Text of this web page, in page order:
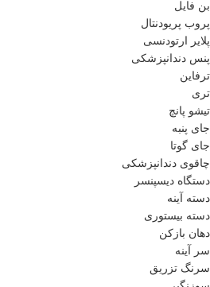
بن فایل
پروب پریودنتال
پلایر ارتودنسی
پنس دندانپزشکی
ترفاین
تری
تیشو پانچ
جای پنبه
جای گوتا
چاقوی دندانپزشکی
دستگاه دیسپنسر
دسته آینه
دسته بیستوری
دهان بازکن
سر آینه
سرنگ تزریق